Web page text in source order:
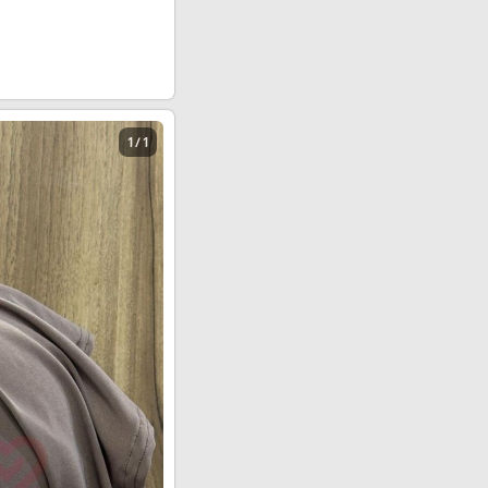
1 / 1